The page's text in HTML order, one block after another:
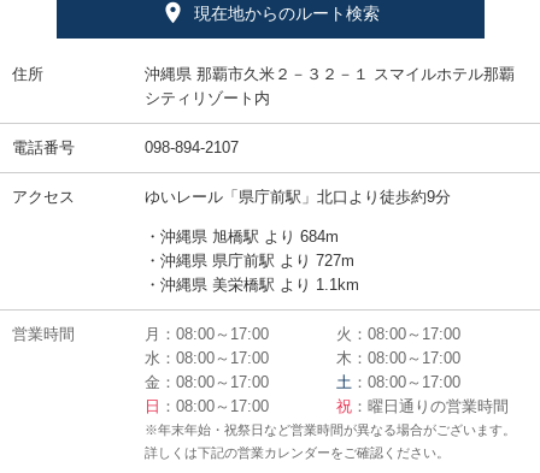
現在地からのルート検索
住所
沖縄県 那覇市久米２－３２－１ スマイルホテル那覇
シティリゾート内
電話番号 098-894-2107
アクセス ゆいレール「県庁前駅」北口より徒歩約9分
・沖縄県 旭橋駅 より 684m
・沖縄県 県庁前駅 より 727m
・沖縄県 美栄橋駅 より 1.1km
営業時間 月：08:00～17:00
火：08:00～17:00
水：08:00～17:00
木：08:00～17:00
金：08:00～17:00
土 ：08:00～17:00
日 ：08:00～17:00 祝 ：曜日通りの営業時間
※年末年始・祝祭日など営業時間が異なる場合がございます。
詳しくは下記の営業カレンダーをご確認ください。